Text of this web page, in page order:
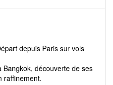
depuis Paris sur vols
Bangkok, découverte de ses
raffinement.